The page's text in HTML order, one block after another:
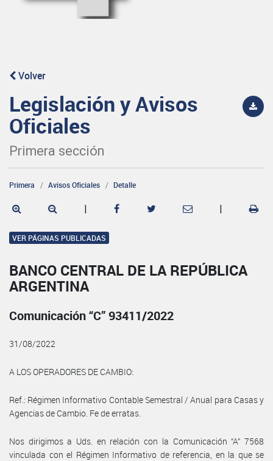
Volver
Legislación y Avisos
Oficiales
Primera sección
Primera Avisos Oficiales Detalle
| |
VER PÁGINAS PUBLICADAS
BANCO CENTRAL DE LA REPÚBLICA
ARGENTINA
Comunicación “C” 93411/2022
31/08/2022
A LOS OPERADORES DE CAMBIO:
Ref.: Régimen Informativo Contable Semestral / Anual para Casas y
Agencias de Cambio. Fe de erratas.
Nos dirigimos a Uds. en relación con la Comunicación “A” 7568
vinculada con el Régimen Informativo de referencia, en la que se